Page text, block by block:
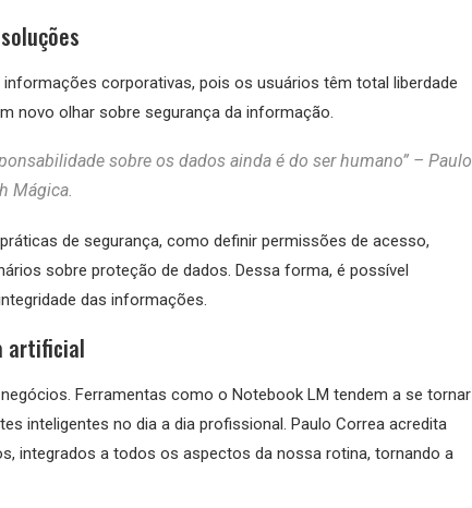
corporativas, pois os usuários têm total liberdade
novo olhar sobre segurança da informação.
sobre os dados ainda é do ser humano” – Paulo
Mágica.
de segurança, como definir permissões de acesso,
sobre proteção de dados. Dessa forma, é possível
das informações.
artificial
Ferramentas como o Notebook LM tendem a se tornar
inteligentes no dia a dia profissional. Paulo Correa acredita
integrados a todos os aspectos da nossa rotina, tornando a